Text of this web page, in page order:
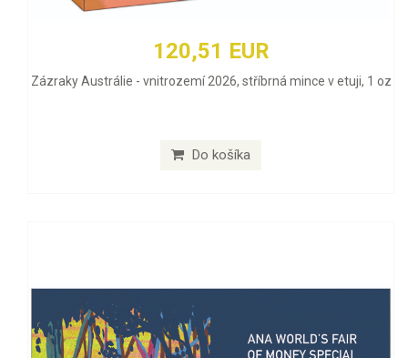
120,51 EUR
Zázraky Austrálie - vnitrozemí 2026, stříbrná mince v etuji, 1 oz
Do košíka